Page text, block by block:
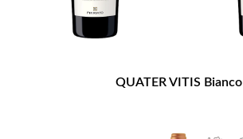
QUATER VITIS Bianco